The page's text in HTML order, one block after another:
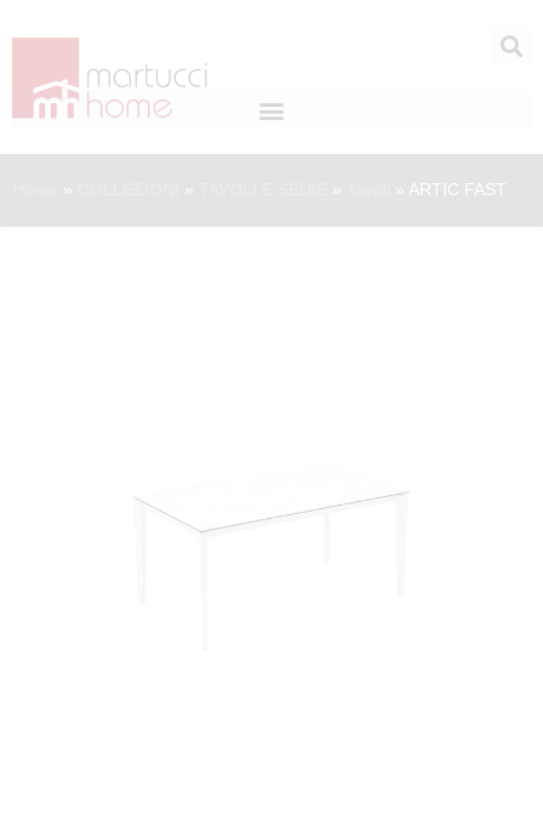
» » » » ARTIC FAST